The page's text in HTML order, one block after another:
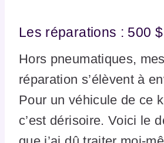
Les réparations : 500
Hors pneumatiques,
réparation s’élèvent à
Pour un véhicule de ce
c’est dérisoire. Voici le